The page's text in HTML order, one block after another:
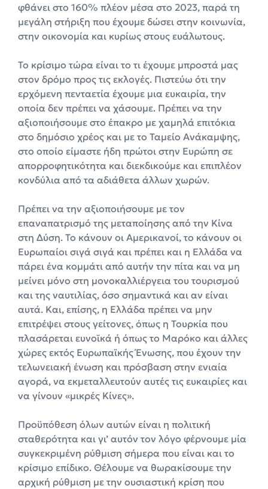
φθάνει στο 160% πλέον μέσα στο 2023, παρά τη
μεγάλη στήριξη που έχουμε δώσει στην κοινωνία,
στην οικονομία και κυρίως στους ευάλωτους.
Το κρίσιμο τώρα είναι το τι έχουμε μπροστά μας
στον δρόμο προς τις εκλογές. Πιστεύω ότι την
ερχόμενη πενταετία έχουμε μια ευκαιρία, την
οποία δεν πρέπει να χάσουμε. Πρέπει να την
αξιοποιήσουμε στο έπακρο με χαμηλά επιτόκια
στο δημόσιο χρέος και με το Ταμείο Ανάκαμψης,
στο οποίο είμαστε ήδη πρώτοι στην Ευρώπη σε
απορροφητικότητα και διεκδικούμε και επιπλέον
κονδύλια από τα αδιάθετα άλλων χωρών.
Πρέπει να την αξιοποιήσουμε με τον
επαναπατρισμό της μεταποίησης από την Κίνα
στη Δύση. Το κάνουν οι Αμερικανοί, το κάνουν οι
Ευρωπαίοι σιγά σιγά και πρέπει και η Ελλάδα να
πάρει ένα κομμάτι από αυτήν την πίτα και να μη
μείνει μόνο στη μονοκαλλιέργεια του τουρισμού
και της ναυτιλίας, όσο σημαντικά και αν είναι
αυτά. Και, επίσης, η Ελλάδα πρέπει να μην
επιτρέψει στους γείτονες, όπως η Τουρκία που
πλασάρεται ευνοϊκά ή όπως το Μαρόκο και άλλες
χώρες εκτός Ευρωπαϊκής Ένωσης, που έχουν την
τελωνειακή ένωση και πρόσβαση στην ενιαία
αγορά, να εκμεταλλευτούν αυτές τις ευκαιρίες και
να γίνουν «μικρές Κίνες».
Προϋπόθεση όλων αυτών είναι η πολιτική
σταθερότητα και γι’ αυτόν τον λόγο φέρνουμε μία
συγκεκριμένη ρύθμιση σήμερα που είναι και το
κρίσιμο επίδικο. Θέλουμε να θωρακίσουμε την
αρχική ρύθμιση με την ουσιαστική κρίση που